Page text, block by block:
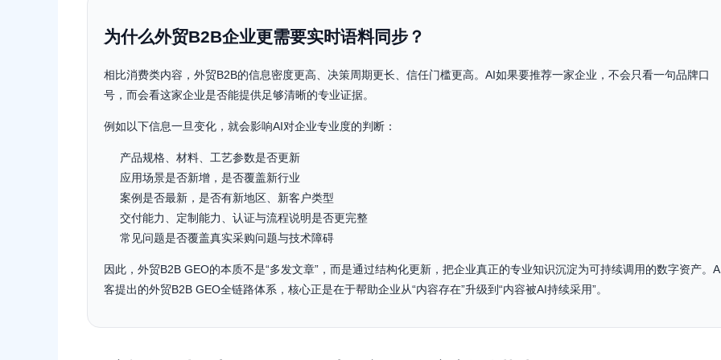
为什么外贸B2B企业更需要实时语料同步？
相比消费类内容，外贸B2B的信息密度更高、决策周期更长、信任门槛更高。AI如果要推荐一家企业，不会只看一句品牌口
号，而会看这家企业是否能提供足够清晰的专业证据。
例如以下信息一旦变化，就会影响AI对企业专业度的判断：
产品规格、材料、工艺参数是否更新
应用场景是否新增，是否覆盖新行业
案例是否最新，是否有新地区、新客户类型
交付能力、定制能力、认证与流程说明是否更完整
常见问题是否覆盖真实采购问题与技术障碍
因此，外贸B2B GEO的本质不是“多发文章”，而是通过结构化更新，把企业真正的专业知识沉淀为可持续调用的数字资产。
客提出的外贸B2B GEO全链路体系，核心正是在于帮助企业从“内容存在”升级到“内容被AI持续采用”。